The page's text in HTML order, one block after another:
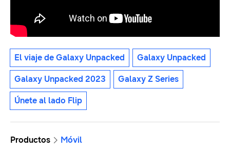
El viaje de Galaxy Unpacked Galaxy Unpacked
Galaxy Unpacked 2023 Galaxy Z Series
Únete al lado Flip
Productos Móvil